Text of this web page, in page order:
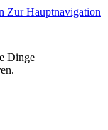
Zur Hauptnavigation
Dinge